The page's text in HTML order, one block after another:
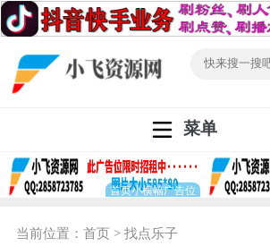
菜单
当前位置：首页 >找点乐子